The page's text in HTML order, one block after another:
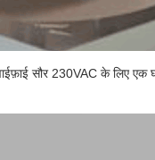
सौर 230VAC के लिए एक